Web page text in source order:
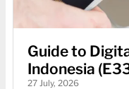
Guide to
Indonesia
27 July, 2026